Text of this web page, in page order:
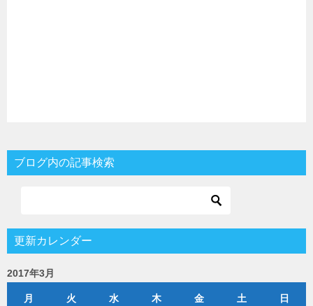
ブログ内の記事検索
更新カレンダー
2017年3月
月 火 水 木 金 土 日